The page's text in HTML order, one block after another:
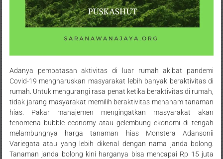
Adanya pembatasan aktivitas di luar rumah akibat pandemi
Covid-19 mengharuskan masyarakat lebih banyak beraktivitas di
rumah. Untuk mengurangi rasa penat ketika beraktivitas di rumah,
tidak jarang masyarakat memilih beraktivitas menanam tanaman
hias. Pakar manajemen mengingatkan masyarakat akan
fenomena bubble economy atau gelembung ekonomi di tengah
melambungnya harga tanaman hias Monstera Adansonii
Variegata atau yang lebih dikenal dengan nama janda bolong.
Tanaman janda bolong kini harganya bisa mencapai Rp 15 juta